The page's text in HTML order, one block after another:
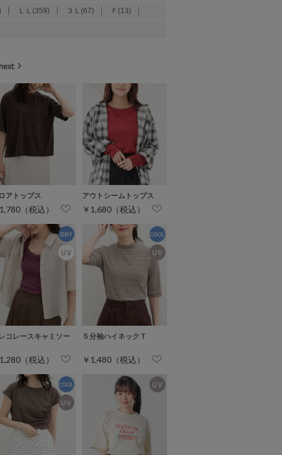
ＬＬ(359) ３Ｌ(67) Ｆ(13)
アトップス
（税込）
アウトシームトップス
￥1,680（税込）
コレースキャミソー
（税込）
５分袖ハイネックＴ
￥1,480（税込）